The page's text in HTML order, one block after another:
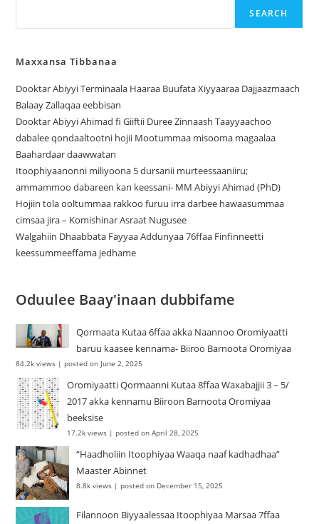
SEARCH
Maxxansa Tibbanaa
Dooktar Abiyyi Terminaala Haaraa Buufata Xiyyaaraa Dajjaazmaach
Balaay Zallaqaa eebbisan
Dooktar Abiyyi Ahimad fi Giiftii Duree Zinnaash Taayyaachoo
dabalee qondaaltootni hojii Mootummaa misooma magaalaa
Baahardaar daawwatan
Itoophiyaanonni miliyoona 5 dursanii murteessaaniiru;
ammammoo dabareen kan keessani- MM Abiyyi Ahimad (PhD)
Hojiin tola ooltummaa rakkoo furuu irra darbee hawaasummaa
cimsaa jira – Komishinar Asraat Nugusee
Walgahiin Dhaabbata Fayyaa Addunyaa 76ffaa Finfinneetti
keessummeeffama jedhame
Oduulee Baay'inaan dubbifame
Qormaata Kutaa 6ffaa akka Naannoo Oromiyaatti
baruu kaasee kennama- Biiroo Barnoota Oromiyaa
84.2k views |posted on June 2, 2025
Oromiyaatti Qormaanni Kutaa 8ffaa Waxabajjii 3 – 5/
2017 akka kennamu Biiroon Barnoota Oromiyaa
beeksise
17.2k views |posted on April 28, 2025
“Haadholiin Itoophiyaa Waaqa naaf kadhadhaa”
Maaster Abinnet
8.8k views |posted on December 15, 2025
Filannoon Biyyaalessaa Itoophiyaa Marsaa 7ffaa